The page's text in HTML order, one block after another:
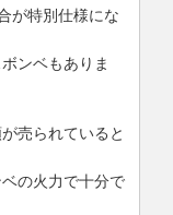
が特別仕様にな
ンベもありま
売られていると
の火力で十分で